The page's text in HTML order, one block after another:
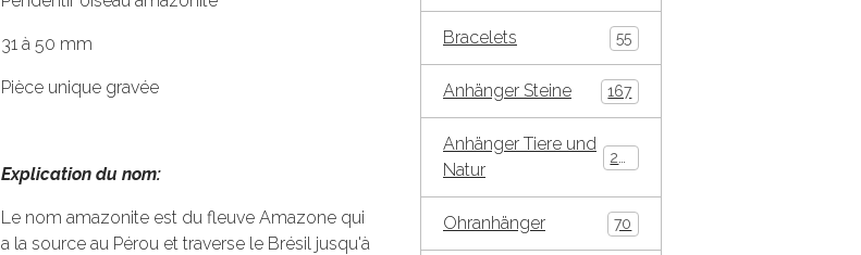
31 à 50 mm
Pièce unique gravée
Explication du nom:
Le nom amazonite est du fleuve Amazone qui
a la source au Pérou et traverse le Brésil jusqu'à
Bracelets 55
Anhänger Steine 167
Anhänger Tiere und
Natur
Ohranhänger 70